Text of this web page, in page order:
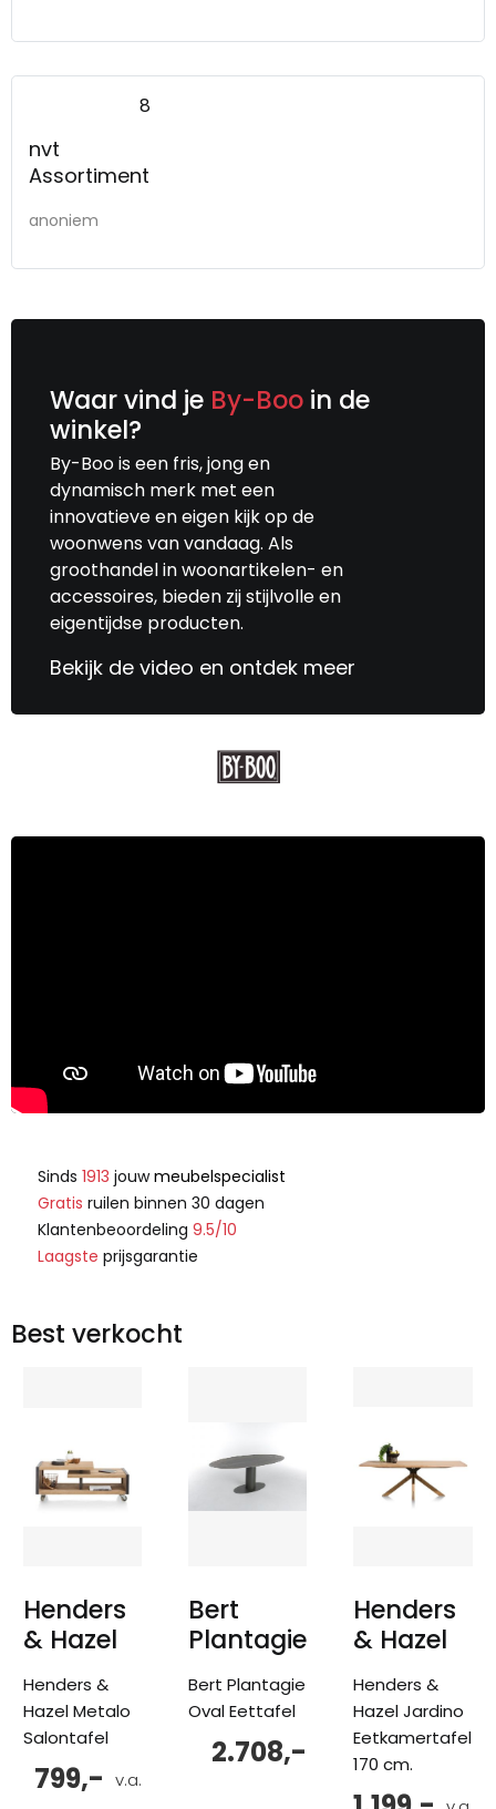
8
nvt
Assortiment
anoniem
Waar vind je By-Boo in de
winkel?
By-Boo is een fris, jong en
dynamisch merk met een
innovatieve en eigen kijk op de
woonwens van vandaag. Als
groothandel in woonartikelen- en
accessoires, bieden zij stijlvolle en
eigentijdse producten.
Bekijk de video en ontdek meer
Sinds 1913 jouwmeubelspecialist
Gratis ruilen binnen 30 dagen
Klantenbeoordeling 9.5/10
Laagste prijsgarantie
Best verkocht
Henders
& Hazel
Henders &
Hazel Metalo
Salontafel
v.a.
799,-
Bert
Plantagie
Bert Plantagie
Oval Eettafel
2.708,-
Henders
& Hazel
Henders &
Hazel Jardino
Eetkamertafel
170 cm.